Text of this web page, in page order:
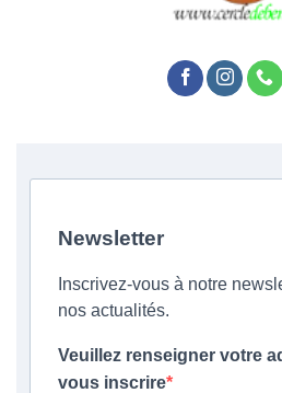
Newsletter
Inscrivez-vous à notre
nos actualités.
Veuillez renseigner votre
vous inscrire